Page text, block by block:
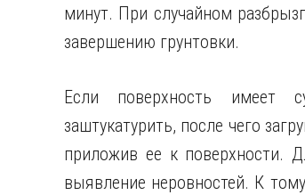
минут. При случайном
завершению грунтовки.
Если поверхность имеет
заштукатурить, после чего
приложив ее к поверхности.
выявление неровностей. К